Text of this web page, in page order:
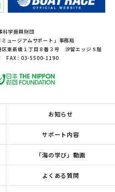
科学振興財団
ュージアムサポート」事務局
東新橋１丁目８番３号 汐留エッジ５階
FAX : 03-5500-1190
お知らせ
サポート内容
「海の学び」動画
よくある質問